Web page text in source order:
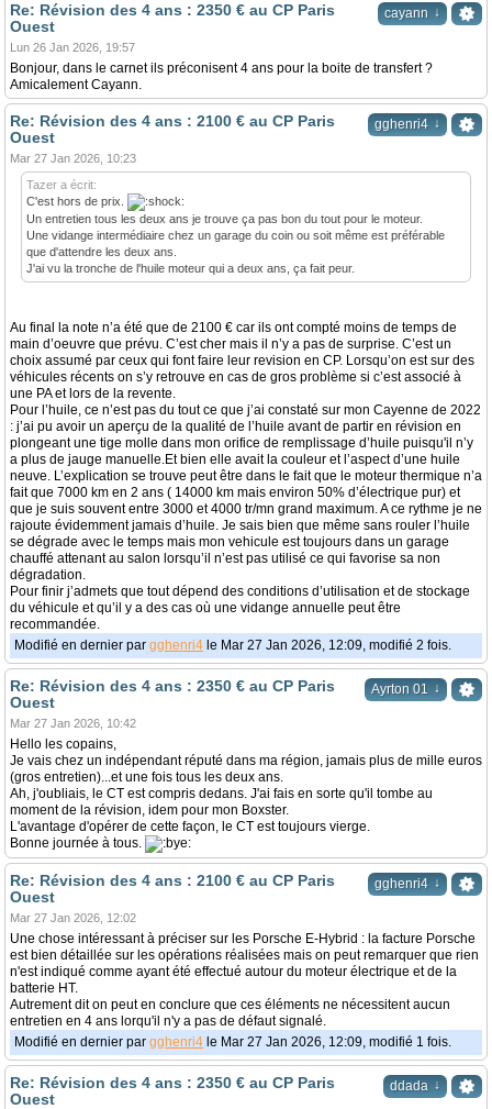
cayann ↓
Re: Révision des 4 ans : 2350 € au CP Paris
Ouest
Lun 26 Jan 2026, 19:57
Bonjour, dans le carnet ils préconisent 4 ans pour la boite de transfert ?
Amicalement Cayann.
gghenri4 ↓
Re: Révision des 4 ans : 2100 € au CP Paris
Ouest
Mar 27 Jan 2026, 10:23
Tazer a écrit:
C'est hors de prix.
Un entretien tous les deux ans je trouve ça pas bon du tout pour le moteur.
Une vidange intermédiaire chez un garage du coin ou soit même est préférable
que d'attendre les deux ans.
J'ai vu la tronche de l'huile moteur qui a deux ans, ça fait peur.
Au final la note n’a été que de 2100 € car ils ont compté moins de temps de
main d’oeuvre que prévu. C’est cher mais il n’y a pas de surprise. C’est un
choix assumé par ceux qui font faire leur revision en CP. Lorsqu’on est sur des
véhicules récents on s’y retrouve en cas de gros problème si c’est associé à
une PA et lors de la revente.
Pour l’huile, ce n’est pas du tout ce que j’ai constaté sur mon Cayenne de 2022
: j’ai pu avoir un aperçu de la qualité de l’huile avant de partir en révision en
plongeant une tige molle dans mon orifice de remplissage d’huile puisqu'il n’y
a plus de jauge manuelle.Et bien elle avait la couleur et l’aspect d’une huile
neuve. L’explication se trouve peut être dans le fait que le moteur thermique n’a
fait que 7000 km en 2 ans ( 14000 km mais environ 50% d’électrique pur) et
que je suis souvent entre 3000 et 4000 tr/mn grand maximum. A ce rythme je ne
rajoute évidemment jamais d’huile. Je sais bien que même sans rouler l’huile
se dégrade avec le temps mais mon vehicule est toujours dans un garage
chauffé attenant au salon lorsqu’il n’est pas utilisé ce qui favorise sa non
dégradation.
Pour finir j’admets que tout dépend des conditions d’utilisation et de stockage
du véhicule et qu’il y a des cas où une vidange annuelle peut être
recommandée.
Modifié en dernier par gghenri4 le Mar 27 Jan 2026, 12:09, modifié 2 fois.
Ayrton 01 ↓
Re: Révision des 4 ans : 2350 € au CP Paris
Ouest
Mar 27 Jan 2026, 10:42
Hello les copains,
Je vais chez un indépendant réputé dans ma région, jamais plus de mille euros
(gros entretien)...et une fois tous les deux ans.
Ah, j'oubliais, le CT est compris dedans. J'ai fais en sorte qu'il tombe au
moment de la révision, idem pour mon Boxster.
L'avantage d'opérer de cette façon, le CT est toujours vierge.
Bonne journée à tous.
gghenri4 ↓
Re: Révision des 4 ans : 2100 € au CP Paris
Ouest
Mar 27 Jan 2026, 12:02
Une chose intéressant à préciser sur les Porsche E-Hybrid : la facture Porsche
est bien détaillée sur les opérations réalisées mais on peut remarquer que rien
n'est indiqué comme ayant été effectué autour du moteur électrique et de la
batterie HT.
Autrement dit on peut en conclure que ces éléments ne nécessitent aucun
entretien en 4 ans lorqu'il n'y a pas de défaut signalé.
Modifié en dernier par gghenri4 le Mar 27 Jan 2026, 12:09, modifié 1 fois.
ddada ↓
Re: Révision des 4 ans : 2350 € au CP Paris
Ouest